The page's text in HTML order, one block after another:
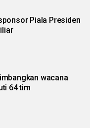
Piala Presiden
wacana
64 tim